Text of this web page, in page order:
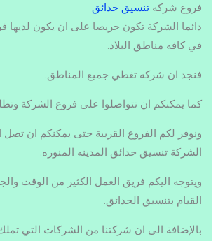
فروع شركهتنسيق حدائق
دائما الشركة تكون حريصا على ان يكون لديها
في كافه مناطق البلاد.
فنجد ان شركه تغطي جميع المناطق.
كما يمكنكم ان تتواصلوا على فروع الشركة
ونوفر لكم الفروع القريبة حتى يمكنكم ان
الشركة تنسيق حدائق المدينه المنوره.
ويتوجه اليكم فريق العمل الكثير من الوقت
القيام بتنسيق الحدائق.
بالإضافة الى ان شركتنا من الشركات التي